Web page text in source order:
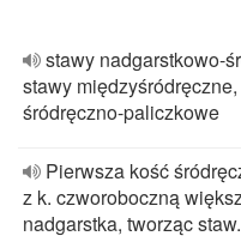
stawy nadgarstkowo-
stawy
śródręczno-paliczkowe
Pierwsza kość
z k. czworoboczną
nadgarstka, tworząc